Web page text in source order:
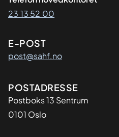
23 13 52 00
E-POST
post@sahf.no
Adresse
POSTADRESSE
Postboks 13 Sentrum
0101 Oslo